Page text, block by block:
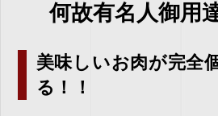
何故有名人御用
美味しいお肉が完全
る！！